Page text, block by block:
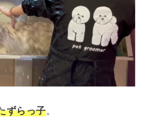
ずらっ子。